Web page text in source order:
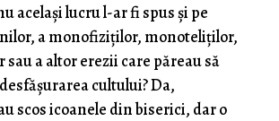
același lucru l-ar fi spus și pe
a monofiziților, monoteliților,
a altor erezii care păreau să
cultului? Da,
scos icoanele din biserici, dar o